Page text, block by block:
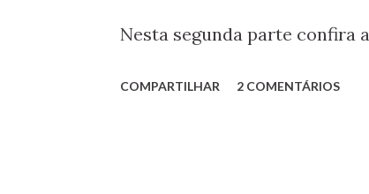
Nesta segunda parte confira
COMPARTILHAR 2 COMENTÁRIOS